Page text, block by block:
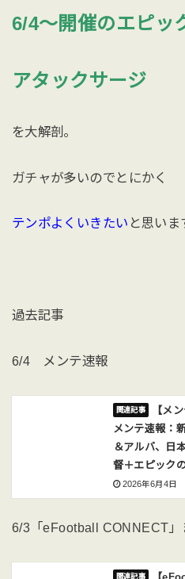
6/4〜開催のエピッ
アタックサージ
を大解剖。
ガチャが多いのでとにかく
テンポよくいきたい と思いま
過去記事
6/4 メンテ速報
【メ
メンテ速報：
＆アルバ、日
督＋エピック
2026年6月4日
6/3「eFootball CONNECT」